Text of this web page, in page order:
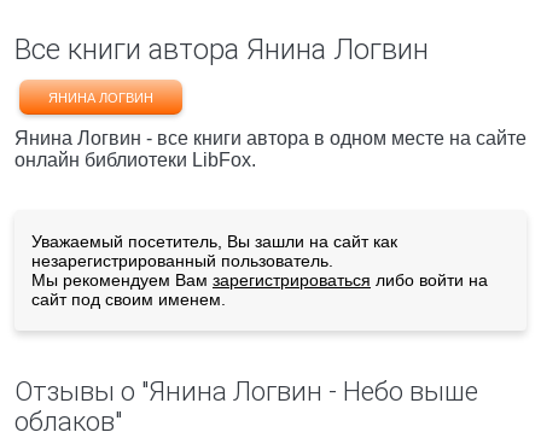
Все книги автора Янина Логвин
ЯНИНА ЛОГВИН
Янина Логвин - все книги автора в одном месте на сайте
онлайн библиотеки LibFox.
Уважаемый посетитель, Вы зашли на сайт как
незарегистрированный пользователь.
Мы рекомендуем Вам зарегистрироваться либо войти на
сайт под своим именем.
Отзывы о "Янина Логвин - Небо выше
облаков"